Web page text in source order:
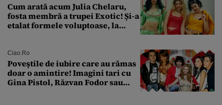
Cum arată acum Julia Chelaru,
fosta membră a trupei Exotic! Și-a
etalat formele voluptoase, la
Ciao.ro
Poveştile de iubire care au rămas
doar o amintire! Imagini tari cu
Gina Pistol, Răzvan Fodor sau